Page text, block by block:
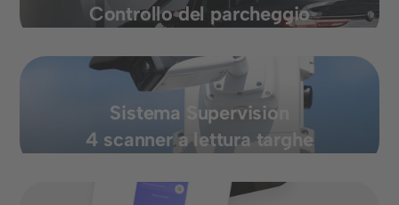
Controllo del parcheggio
Sistema Supervision
4 scanner a lettura targhe